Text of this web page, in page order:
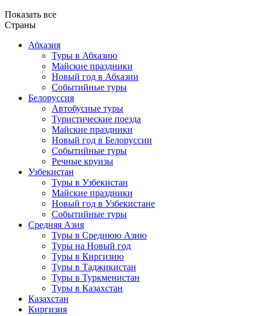
Показать все
Страны
Абхазия
Туры в Абхазию
Майские праздники
Новый год в Абхазии
Событийные туры
Белоруссия
Автобусные туры
Туристические поезда
Майские праздники
Новый год в Белоруссии
Событийные туры
Речные круизы
Узбекистан
Туры в Узбекистан
Майские праздники
Новый год в Узбекистане
Событийные туры
Средняя Азия
Туры в Среднюю Азию
Туры на Новый год
Туры в Киргизию
Туры в Таджикистан
Туры в Туркменистан
Туры в Казахстан
Казахстан
Киргизия